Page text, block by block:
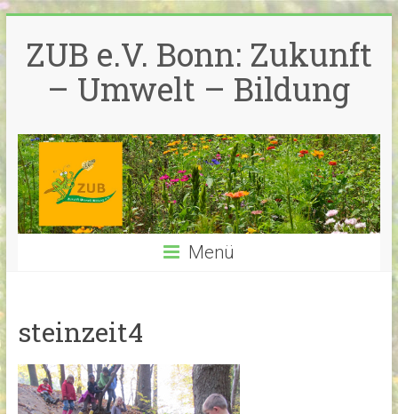
Inhalt
springen
ZUB e.V. Bonn: Zukunft
– Umwelt – Bildung
Menü
steinzeit4